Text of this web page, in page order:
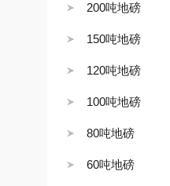
200吨地磅
150吨地磅
120吨地磅
100吨地磅
80吨地磅
60吨地磅